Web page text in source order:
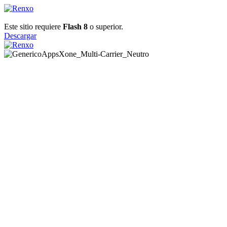
Este sitio requiere Flash 8 o superior.
Descargar